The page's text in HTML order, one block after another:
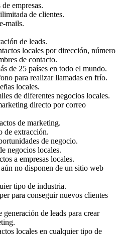
empresas.
de clientes.
mails.
de leads.
locales por dirección, número
de contacto.
de 25 países en todo el mundo.
para realizar llamadas en frío.
locales.
de diferentes negocios locales.
directo por correo
de marketing.
de extracción.
de negocio.
negocios locales.
a empresas locales.
no disponen de un sitio web
tipo de industria.
para conseguir nuevos clientes
de leads para crear
locales en cualquier tipo de